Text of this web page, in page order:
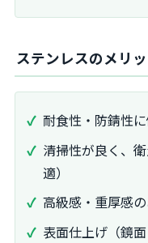
ステンレスのメリ
耐食性・防錆性
清掃性が良く、
適）
高級感・重厚感
表面仕上げ（鏡